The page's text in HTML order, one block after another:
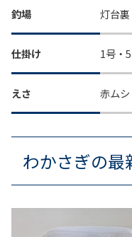
釣場 灯台裏
仕掛け 1号・
えさ 赤ムシ
わかさぎの最